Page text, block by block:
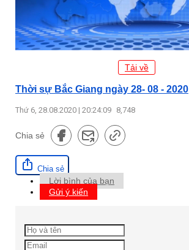
Tải về
Thời sự Bắc Giang ngày 28- 08 - 2020
Thứ 6, 28.08.2020 | 20:24:09 8,748
Chia sẻ
Chia sẻ
Lời bình của bạn
Gửi ý kiến